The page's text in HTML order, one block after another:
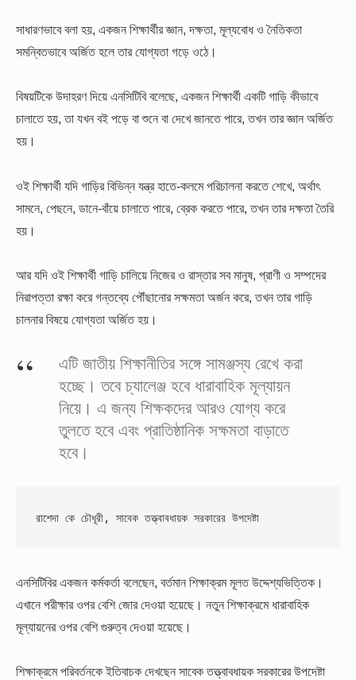
সাধারণভাবে বলা হয়, একজন শিক্ষার্থীর জ্ঞান, দক্ষতা, মূল্যবোধ ও নৈতিকতা
সমন্বিতভাবে অর্জিত হলে তার যোগ্যতা গড়ে ওঠে।
বিষয়টিকে উদাহরণ দিয়ে এনসিটিবি বলেছে, একজন শিক্ষার্থী একটি গাড়ি কীভাবে
চালাতে হয়, তা যখন বই পড়ে বা শুনে বা দেখে জানতে পারে, তখন তার জ্ঞান অর্জিত
হয়।
ওই শিক্ষার্থী যদি গাড়ির বিভিন্ন যন্ত্র হাতে-কলমে পরিচালনা করতে শেখে, অর্থাৎ
সামনে, পেছনে, ডানে-বাঁয়ে চালাতে পারে, ব্রেক করতে পারে, তখন তার দক্ষতা তৈরি
হয়।
আর যদি ওই শিক্ষার্থী গাড়ি চালিয়ে নিজের ও রাস্তার সব মানুষ, প্রাণী ও সম্পদের
নিরাপত্তা রক্ষা করে গন্তব্যে পৌঁছানোর সক্ষমতা অর্জন করে, তখন তার গাড়ি
চালনার বিষয়ে যোগ্যতা অর্জিত হয়।
এটি জাতীয় শিক্ষানীতির সঙ্গে সামঞ্জস্য রেখে করা
হচ্ছে। তবে চ্যালেঞ্জ হবে ধারাবাহিক মূল্যায়ন
নিয়ে। এ জন্য শিক্ষকদের আরও যোগ্য করে
তুলতে হবে এবং প্রাতিষ্ঠানিক সক্ষমতা বাড়াতে
হবে।
রাশেদা কে চৌধূরী, সাবেক তত্ত্বাবধায়ক সরকারের উপদেষ্টা
এনসিটিবির একজন কর্মকর্তা বলেছেন, বর্তমান শিক্ষাক্রম মূলত উদ্দেশ্যভিত্তিক।
এখানে পরীক্ষার ওপর বেশি জোর দেওয়া হয়েছে। নতুন শিক্ষাক্রমে ধারাবাহিক
মূল্যায়নের ওপর বেশি গুরুত্ব দেওয়া হয়েছে।
শিক্ষাক্রমে পরিবর্তনকে ইতিবাচক দেখছেন সাবেক তত্ত্বাবধায়ক সরকারের উপদেষ্টা